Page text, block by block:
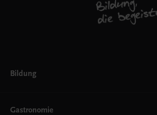
Bildung
AHS
Gastronomie